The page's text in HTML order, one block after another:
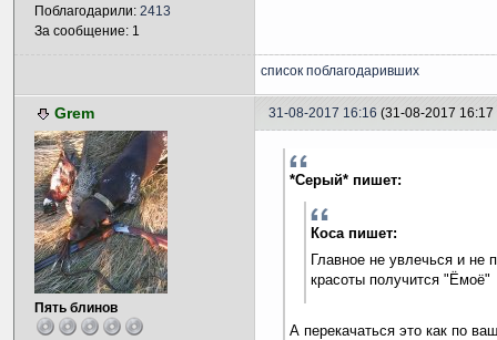
Поблагодарили: 2413
За сообщение: 1
список поблагодаривших
Grem 31-08-2017 16:16 (31-08-2017 16:17
Пять блинов
*Серый* пишет:
Коса пишет:
Главное не увлечься и не
красоты получится "Ёмоё"
А перекачаться это как по